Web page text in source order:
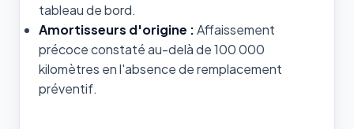
tableau de bord.
Amortisseurs d'origine :Affaissement
précoce constaté au-delà de 100 000
kilomètres en l'absence de remplacement
préventif.